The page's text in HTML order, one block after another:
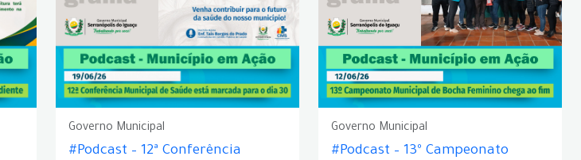
Governo Municipal
#Podcast – 12ª Conferência
Governo Municipal
#Podcast – 13º Campeonato